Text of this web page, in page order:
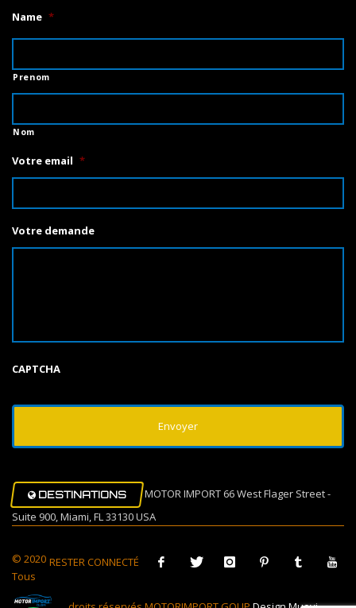
Name *
Prenom
Nom
Votre email *
Votre demande
CAPTCHA
DESTINATIONS
MOTOR IMPORT 66 West Flager Street -
Suite 900, Miami, FL 33130 USA
RESTER CONNECTÉ
© 2020
Tous